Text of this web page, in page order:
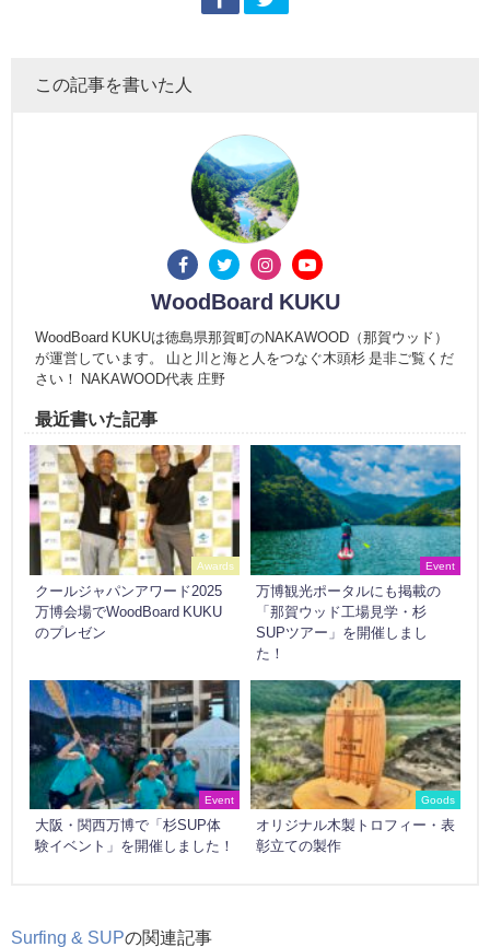
この記事を書いた人
WoodBoard KUKU
WoodBoard KUKUは徳島県那賀町のNAKAWOOD（那賀ウッド）
が運営しています。 山と川と海と人をつなぐ木頭杉 是非ご覧くだ
さい！ NAKAWOOD代表 庄野
最近書いた記事
Awards
クールジャパンアワード2025
万博会場でWoodBoard KUKU
のプレゼン
Event
万博観光ポータルにも掲載の
「那賀ウッド工場見学・杉
SUPツアー」を開催しまし
た！
Event
大阪・関西万博で「杉SUP体
験イベント」を開催しました！
Goods
オリジナル木製トロフィー・表
彰立ての製作
Surfing & SUPの関連記事